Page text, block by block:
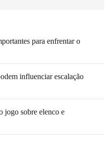
para enfrentar o
influenciar escalação
jogo sobre elenco e